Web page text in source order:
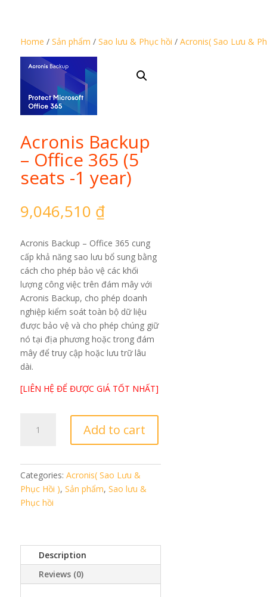
Home / Sản phẩm / Sao lưu & Phục hồi / Acronis( Sao Lưu &
Acronis Backup
– Office 365 (5
seats -1 year)
9,046,510 ₫
Acronis Backup – Office 365 cung
cấp khả năng sao lưu bổ sung bằng
cách cho phép bảo vệ các khối
lượng công việc trên đám mây với
Acronis Backup, cho phép doanh
nghiệp kiểm soát toàn bộ dữ liệu
được bảo vệ và cho phép chúng giữ
nó tại địa phương hoặc trong đám
mây để truy cập hoặc lưu trữ lâu
dài.
[LIÊN HỆ ĐỂ ĐƯỢC GIÁ TỐT NHẤT]
Backup
365
(5
seats
quantity
Add to cart
Categories: Acronis( Sao Lưu &
Phục Hồi ), Sản phẩm, Sao lưu &
Phục hồi
Description
Reviews (0)